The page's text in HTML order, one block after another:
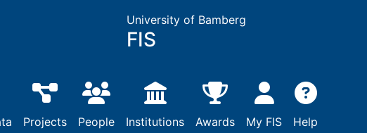
University of Bamberg
FIS
Projects People Institutions Awards My FIS Help